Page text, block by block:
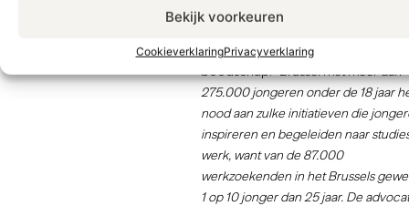
Bekijk voorkeuren
CookieverklaringPrivacyverklaring
geven, maar betuigde zijn
project via een digitale
boodschap.“Brussel met meer dan
275.000 jongeren onder de 18 jaar
nood aan zulke initiatieven die
inspireren en begeleiden naar
werk, want van de 87.000
werkzoekenden in het Brussels
1 op 10 jonger dan 25 jaar. De